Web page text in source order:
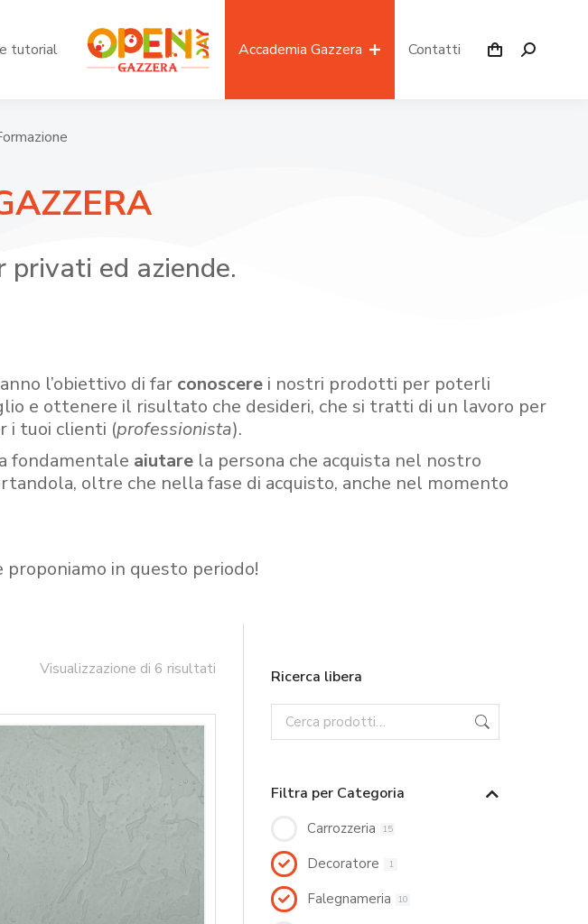
tutorial Accademia Gazzera Contatti
privati ed aziende.
l’obiettivo di far conoscerei nostri prodotti per poterli
e ottenere il risultato che desideri, che si tratti di un lavoro per
i tuoi clienti (professionista).
fondamentale aiutare la persona che acquista nel nostro
oltre che nella fase di acquisto, anche nel momento
proponiamo in questo periodo!
Visualizzazione di 6 risultati Ricerca libera
Filtra per Categoria
Carrozzeria 15
Decoratore 1
Falegnameria 10